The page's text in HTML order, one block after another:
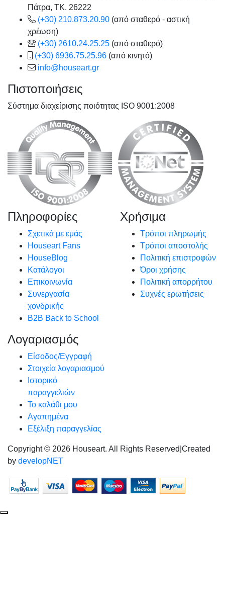
Πάτρα, TK. 26222
(+30) 210.873.20.90 (από σταθερό - αστική
χρέωση)
(+30) 2610.24.25.25 (από σταθερό)
(+30) 6936.75.25.96 (από κινητό)
info@houseart.gr
Πιστοποιήσεις
Σύστημα διαχείρισης ποιότητας ISO 9001:2008
Πληροφορίες
Σχετικά με εμάς
Houseart Fans
HouseBlog
Κατάλογοι
Επικοινωνία
Συνεργασία
χονδρικής
B2B Back to School
Χρήσιμα
Τρόποι πληρωμής
Τρόποι αποστολής
Πολιτική επιστροφών
Όροι χρήσης
Πολιτική απορρήτου
Συχνές ερωτήσεις
Λογαριασμός
Είσοδος/Εγγραφή
Στοιχεία λογαριασμού
Ιστορικό
παραγγελιών
Το καλάθι μου
Αγαπημένα
Εξέλιξη παραγγελίας
Copyright © 2026 Houseart. All Rights Reserved Created
by developNET